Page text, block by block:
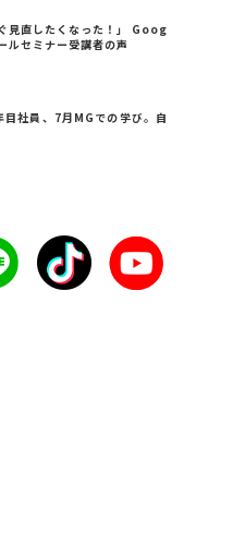
見直したくなった！」 Goog
ルセミナー受講者の声
目社員、7月MGでの学び。自